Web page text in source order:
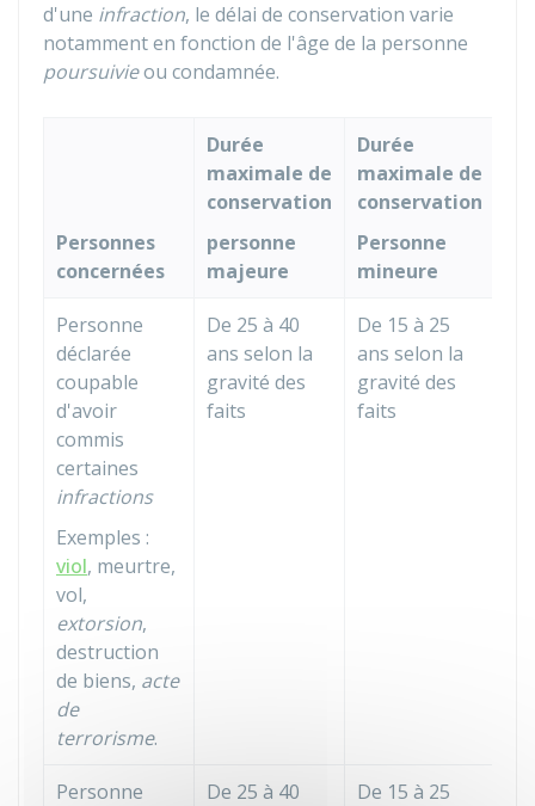
d'une infraction, le délai de conservation varie
notamment en fonction de l'âge de la personne
poursuivieou condamnée.
Personnes
concernées
Durée
maximale de
conservation
personne
majeure
Durée
maximale de
conservation
Personne
mineure
Personne
déclarée
coupable
d'avoir
commis
certaines
infractions
Exemples :
viol, meurtre,
vol,
extorsion,
destruction
de biens, acte
de
terrorisme.
De 25 à 40
ans selon la
gravité des
faits
De 15 à 25
ans selon la
gravité des
faits
Personne
De 25 à 40
De 15 à 25